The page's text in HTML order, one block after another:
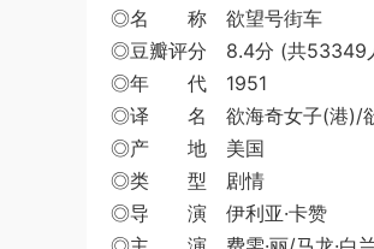
◎名 称 欲望号街车
◎豆瓣评分 8.4分 (共53349
◎年 代 1951
◎译 名 欲海奇女子(港)/欲
◎产 地 美国
◎类 型 剧情
◎导 演 伊利亚·卡赞